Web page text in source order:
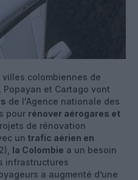
colombiennes de
Popayan et Cartago vont
de l'Agence nationale des
pour rénover aérogares et
de rénovation
un trafic aérien en
la Colombie a un besoin
infrastructures
a augmenté d’une